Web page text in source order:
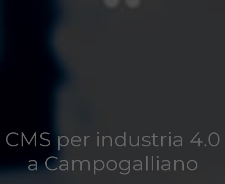
CMS per industria 4.0
a Campogalliano